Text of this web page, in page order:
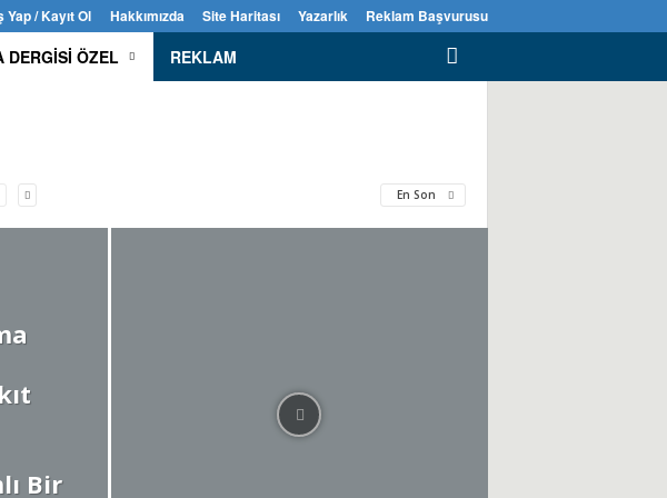
Yap / Kayıt Ol Hakkımızda Site Haritası Yazarlık Reklam Başvurusu
DERGISI ÖZEL REKLAM
En Son
Bir